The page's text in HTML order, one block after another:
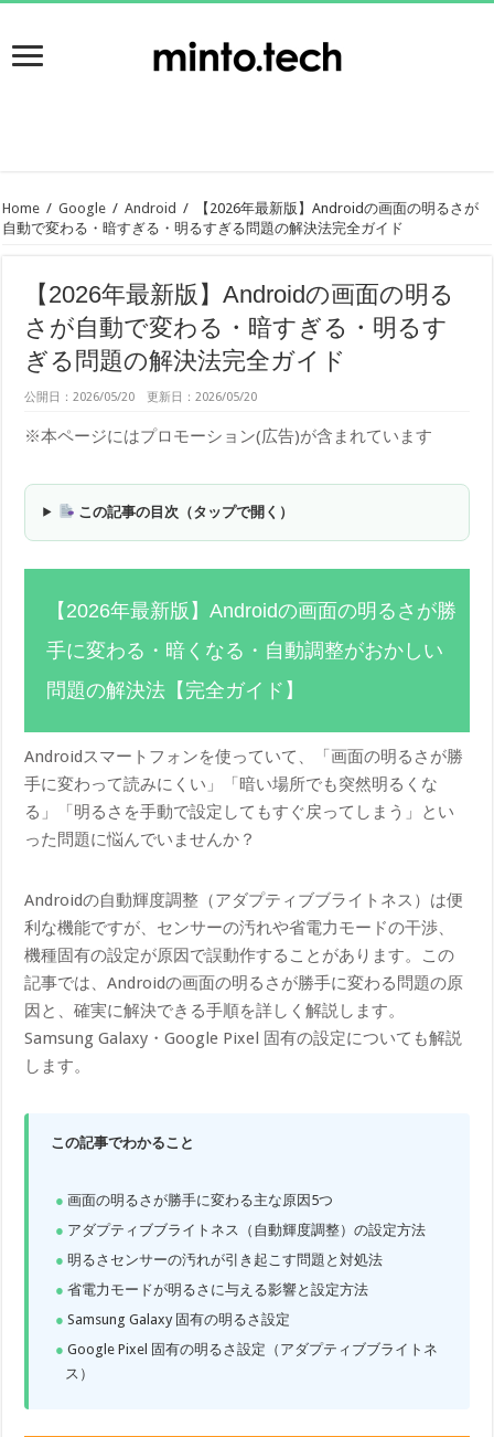
Home / Google / Android /
【2026年最新版】Androidの画面の明るさが
自動で変わる・暗すぎる・明るすぎる問題の解決法完全ガイド
【2026年最新版】Androidの画面の明る
さが自動で変わる・暗すぎる・明るす
ぎる問題の解決法完全ガイド
公開日：2026/05/20 更新日：2026/05/20
※本ページにはプロモーション(広告)が含まれています
この記事の目次（タップで開く）
【2026年最新版】Androidの画面の明るさが勝
手に変わる・暗くなる・自動調整がおかしい
問題の解決法【完全ガイド】
Androidスマートフォンを使っていて、「画面の明るさが勝
手に変わって読みにくい」「暗い場所でも突然明るくな
る」「明るさを手動で設定してもすぐ戻ってしまう」とい
った問題に悩んでいませんか？
Androidの自動輝度調整（アダプティブブライトネス）は便
利な機能ですが、センサーの汚れや省電力モードの干渉、
機種固有の設定が原因で誤動作することがあります。この
記事では、Androidの画面の明るさが勝手に変わる問題の原
因と、確実に解決できる手順を詳しく解説します。
Samsung Galaxy・Google Pixel 固有の設定についても解説
します。
この記事でわかること
画面の明るさが勝手に変わる主な原因5つ
アダプティブブライトネス（自動輝度調整）の設定方法
明るさセンサーの汚れが引き起こす問題と対処法
省電力モードが明るさに与える影響と設定方法
Samsung Galaxy 固有の明るさ設定
Google Pixel 固有の明るさ設定（アダプティブブライトネ
ス）